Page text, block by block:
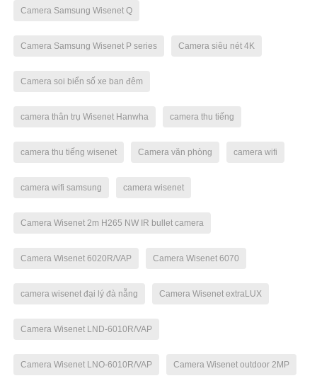
Camera Samsung Wisenet Q
Camera Samsung Wisenet P series Camera siêu nét 4K
Camera soi biển số xe ban đêm
camera thân trụ Wisenet Hanwha camera thu tiếng
camera thu tiếng wisenet Camera văn phòng camera wifi
camera wifi samsung camera wisenet
Camera Wisenet 2m H265 NW IR bullet camera
Camera Wisenet 6020R/VAP Camera Wisenet 6070
camera wisenet đại lý đà nẵng Camera Wisenet extraLUX
Camera Wisenet LND-6010R/VAP
Camera Wisenet LNO-6010R/VAP Camera Wisenet outdoor 2MP